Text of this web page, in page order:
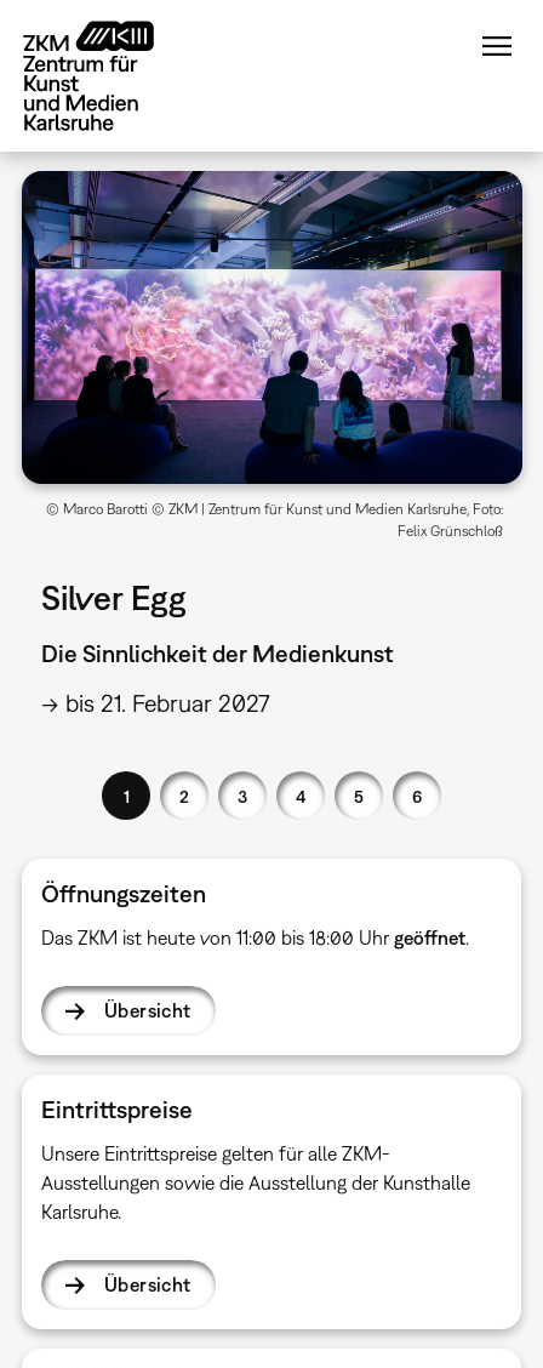
zum
Inhalt
© Marco Barotti © ZKM | Zentrum für Kunst und Medien Karlsruhe, Foto:
Felix Grünschloß
Silver Egg
Die Sinnlichkeit der Medienkunst
→ bis 21. Februar 2027
1 2 3 4 5 6
Öffnungszeiten
Das ZKM ist heute von 11:00 bis 18:00 Uhr geöffnet.
Übersicht
Eintrittspreise
Unsere Eintrittspreise gelten für alle ZKM-
Ausstellungen sowie die Ausstellung der Kunsthalle
Karlsruhe.
Übersicht